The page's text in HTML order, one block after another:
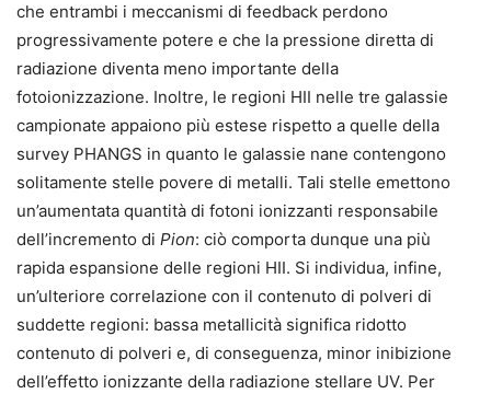
che entrambi i meccanismi di feedback perdono
progressivamente potere e che la pressione diretta di
radiazione diventa meno importante della
fotoionizzazione. Inoltre, le regioni HII nelle tre galassie
campionate appaiono più estese rispetto a quelle della
survey PHANGS in quanto le galassie nane contengono
solitamente stelle povere di metalli. Tali stelle emettono
un’aumentata quantità di fotoni ionizzanti responsabile
dell’incremento di Pion: ciò comporta dunque una più
rapida espansione delle regioni HII. Si individua, infine,
un’ulteriore correlazione con il contenuto di polveri di
suddette regioni: bassa metallicità significa ridotto
contenuto di polveri e, di conseguenza, minor inibizione
dell’effetto ionizzante della radiazione stellare UV. Per